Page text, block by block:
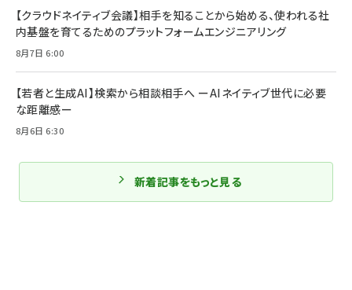
【クラウドネイティブ会議】相手を知ることから始める、使われる社
内基盤を育てるためのプラットフォームエンジニアリング
8月7日 6:00
【若者と生成AI】検索から相談相手へ ーAIネイティブ世代に必要
な距離感ー
8月6日 6:30
新着記事をもっと見る